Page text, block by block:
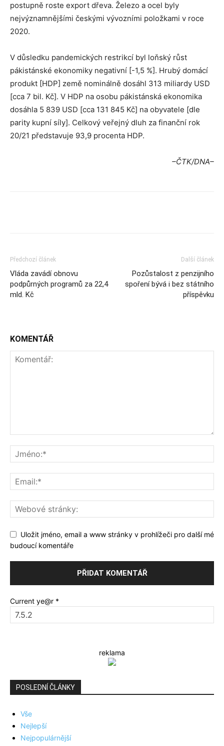
postupně roste export dřeva. Železo a ocel byly
nejvýznamnějšími českými vývozními položkami v roce
2020.
V důsledku pandemických restrikcí byl loňský růst
pákistánské ekonomiky negativní [-1,5 %]. Hrubý domácí
produkt [HDP] země nominálně dosáhl 313 miliardy USD
[cca 7 bil. Kč]. V HDP na osobu pákistánská ekonomika
dosáhla 5 839 USD [cca 131 845 Kč] na obyvatele [dle
parity kupní síly]. Celkový veřejný dluh za finanční rok
20/21 představuje 93,9 procenta HDP.
–ČTK/DNA–
Předchozí článek
Vláda zavádí obnovu
podpůrných programů za 22,4
mld. Kč
Další článek
Pozůstalost z penzijního
spoření bývá i bez státního
příspěvku
KOMENTÁŘ
Uložit jméno, email a www stránky v prohlížeči pro další mé
budoucí komentáře
Current ye@r *
reklama
POSLEDNÍ ČLÁNKY
Vše
Nejlepší
Nejpopulárnější